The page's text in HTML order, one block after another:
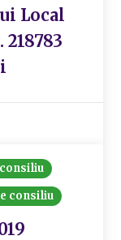
Local
consiliu